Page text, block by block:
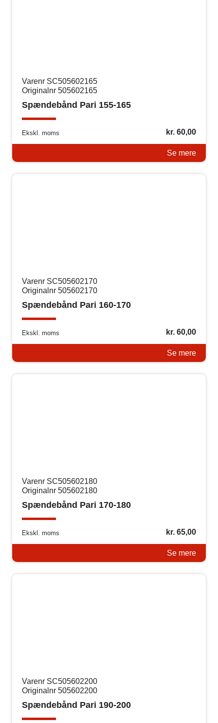
Varenr SC505602165
Originalnr 505602165
Spændebånd Pari 155-165
Ekskl. moms kr.60,00
Se mere
Varenr SC505602170
Originalnr 505602170
Spændebånd Pari 160-170
Ekskl. moms kr.60,00
Se mere
Varenr SC505602180
Originalnr 505602180
Spændebånd Pari 170-180
Ekskl. moms kr.65,00
Se mere
Varenr SC505602200
Originalnr 505602200
Spændebånd Pari 190-200